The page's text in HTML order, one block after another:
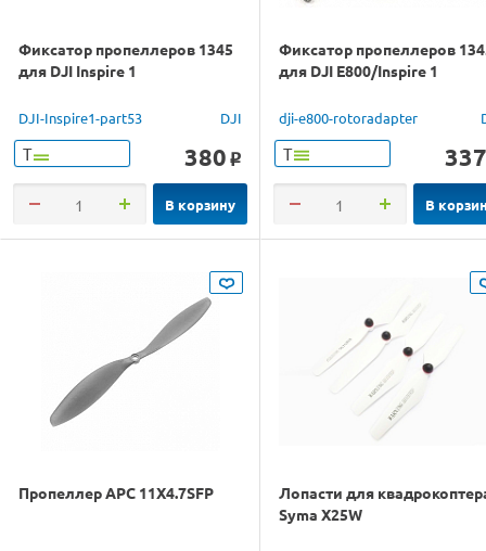
Фиксатор пропеллеров 1345
для DJI Inspire 1
DJI-Inspire1-part53 DJI
Т 380 o
В корзину
Фиксатор пропеллеров
для DJI E800/Inspire 1
dji-e800-rotoradapter
Т 337
В
Пропеллер APC 11X4.7SFP
Лопасти для
Syma X25W